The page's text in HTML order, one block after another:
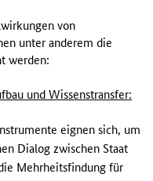
von
unter anderem die
werden:
und Wissenstransfer:
eignen sich, um
Dialog zwischen Staat
Mehrheitsfindung für